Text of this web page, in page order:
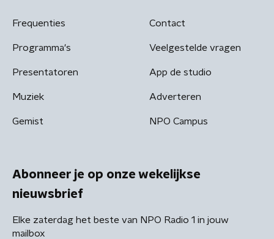
Frequenties
Programma's
Presentatoren
Muziek
Gemist
Contact
Veelgestelde vragen
App de studio
Adverteren
NPO Campus
Abonneer je op onze wekelijkse
nieuwsbrief
Elke zaterdag het beste van NPO Radio 1 in jouw
mailbox